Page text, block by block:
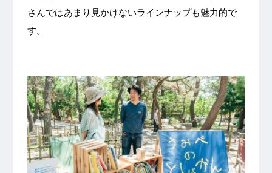
さんではあまり見かけないラインナップも魅力的で
す。